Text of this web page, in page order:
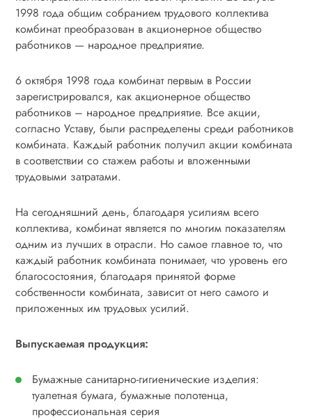
1998 года общим собранием трудового коллектива
комбинат преобразован в акционерное общество
работников — народное предприятие.
6 октября 1998 года комбинат первым в России
зарегистрировался, как акционерное общество
работников – народное предприятие. Все акции,
согласно Уставу, были распределены среди работников
комбината. Каждый работник получил акции комбината
в соответствии со стажем работы и вложенными
трудовыми затратами.
На сегодняшний день, благодаря усилиям всего
коллектива, комбинат является по многим показателям
одним из лучших в отрасли. Но самое главное то, что
каждый работник комбината понимает, что уровень его
благосостояния, благодаря принятой форме
собственности комбината, зависит от него самого и
приложенных им трудовых усилий.
Выпускаемая продукция:
Бумажные санитарно-гигиенические изделия:
туалетная бумага, бумажные полотенца,
профессиональная серия